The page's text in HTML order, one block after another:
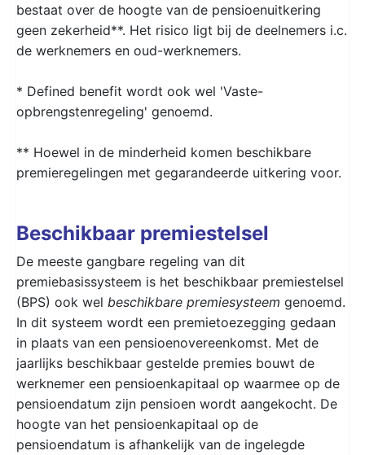
bestaat over de hoogte van de pensioenuitkering
geen zekerheid**. Het risico ligt bij de deelnemers i.c.
de werknemers en oud-werknemers.
* Defined benefit wordt ook wel 'Vaste-
opbrengstenregeling' genoemd.
** Hoewel in de minderheid komen beschikbare
premieregelingen met gegarandeerde uitkering voor.
Beschikbaar premiestelsel
De meeste gangbare regeling van dit
premiebasissysteem is het beschikbaar premiestelsel
(BPS) ook wel beschikbare premiesysteem genoemd.
In dit systeem wordt een premietoezegging gedaan
in plaats van een pensioenovereenkomst. Met de
jaarlijks beschikbaar gestelde premies bouwt de
werknemer een pensioenkapitaal op waarmee op de
pensioendatum zijn pensioen wordt aangekocht. De
hoogte van het pensioenkapitaal op de
pensioendatum is afhankelijk van de ingelegde